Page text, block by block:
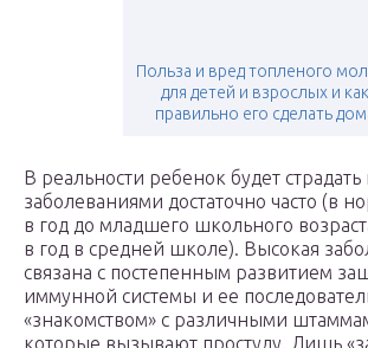
Польза и вред топленого
для детей и взрослых и как
правильно его сделать
В реальности ребенок будет
заболеваниями достаточно часто (в
в год до младшего школьного
в год в средней школе). Высокая
связана с постепенным развитием
иммунной системы и ее
«знакомством» с различными
которые вызывают простуду. Лишь